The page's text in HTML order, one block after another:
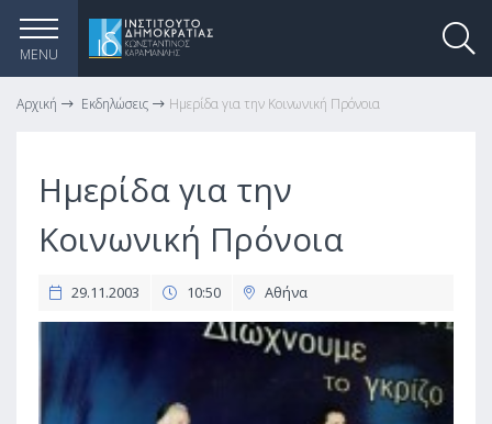
MENU
Αρχική Εκδηλώσεις Ημερίδα για την Κοινωνική Πρόνοια
Ημερίδα για την
Κοινωνική Πρόνοια
29.11.2003 10:50 Αθήνα